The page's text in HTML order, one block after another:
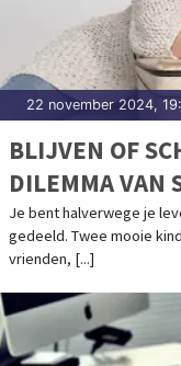
22 november 2024,
BLIJVEN OF
DILEMMA VAN
Je bent halverwege je
gedeeld. Twee mooie
vrienden, [...]